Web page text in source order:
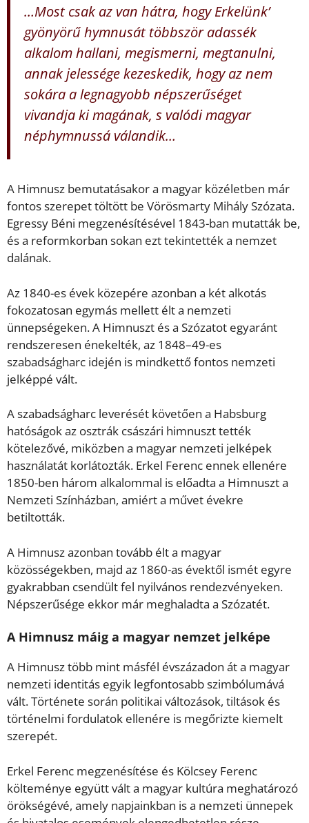
…Most csak az van hátra, hogy Erkelünk’
gyönyörű hymnusát többször adassék
alkalom hallani, megismerni, megtanulni,
annak jelessége kezeskedik, hogy az nem
sokára a legnagyobb népszerűséget
vivandja ki magának, s valódi magyar
néphymnussá válandik…
A Himnusz bemutatásakor a magyar közéletben már
fontos szerepet töltött be Vörösmarty Mihály Szózata.
Egressy Béni megzenésítésével 1843-ban mutatták be,
és a reformkorban sokan ezt tekintették a nemzet
dalának.
Az 1840-es évek közepére azonban a két alkotás
fokozatosan egymás mellett élt a nemzeti
ünnepségeken. A Himnuszt és a Szózatot egyaránt
rendszeresen énekelték, az 1848–49-es
szabadságharc idején is mindkettő fontos nemzeti
jelképpé vált.
A szabadságharc leverését követően a Habsburg
hatóságok az osztrák császári himnuszt tették
kötelezővé, miközben a magyar nemzeti jelképek
használatát korlátozták. Erkel Ferenc ennek ellenére
1850-ben három alkalommal is előadta a Himnuszt a
Nemzeti Színházban, amiért a művet évekre
betiltották.
A Himnusz azonban tovább élt a magyar
közösségekben, majd az 1860-as évektől ismét egyre
gyakrabban csendült fel nyilvános rendezvényeken.
Népszerűsége ekkor már meghaladta a Szózatét.
A Himnusz máig a magyar nemzet jelképe
A Himnusz több mint másfél évszázadon át a magyar
nemzeti identitás egyik legfontosabb szimbólumává
vált. Története során politikai változások, tiltások és
történelmi fordulatok ellenére is megőrizte kiemelt
szerepét.
Erkel Ferenc megzenésítése és Kölcsey Ferenc
költeménye együtt vált a magyar kultúra meghatározó
örökségévé, amely napjainkban is a nemzeti ünnepek